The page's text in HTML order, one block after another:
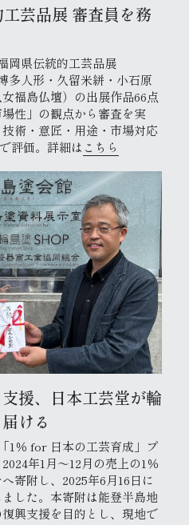
芸品展 審査員を務
岡県伝統的工芸品展
多人形・久留米絣・小石原
福島仏壇）の出展作品66点
性」の観点から審査を実
術・意匠・用途・市場対応
評価。詳細は こちら
援、日本工芸堂が輪
ける
1％ for 日本の工芸育成」プ
年1月〜12月の売上の1％
寄附し、2025年6月16日に
した。本寄附は能登半島地
興支援を目的とし、現地で